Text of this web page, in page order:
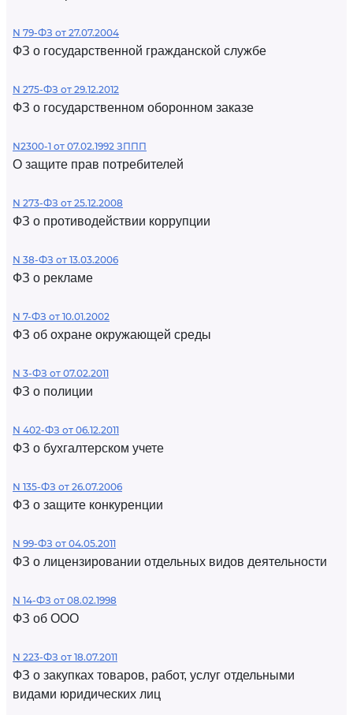
N 79-ФЗ от 27.07.2004
ФЗ о государственной гражданской службе
N 275-ФЗ от 29.12.2012
ФЗ о государственном оборонном заказе
N2300-1 от 07.02.1992 ЗППП
О защите прав потребителей
N 273-ФЗ от 25.12.2008
ФЗ о противодействии коррупции
N 38-ФЗ от 13.03.2006
ФЗ о рекламе
N 7-ФЗ от 10.01.2002
ФЗ об охране окружающей среды
N 3-ФЗ от 07.02.2011
ФЗ о полиции
N 402-ФЗ от 06.12.2011
ФЗ о бухгалтерском учете
N 135-ФЗ от 26.07.2006
ФЗ о защите конкуренции
N 99-ФЗ от 04.05.2011
ФЗ о лицензировании отдельных видов деятельности
N 14-ФЗ от 08.02.1998
ФЗ об ООО
N 223-ФЗ от 18.07.2011
ФЗ о закупках товаров, работ, услуг отдельными
видами юридических лиц